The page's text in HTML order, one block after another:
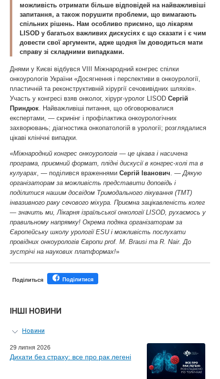
можливість отримати більше відповідей на найважливіші
запитання, а також порушити проблеми, що вимагають
спільних рішень. Нам особливо приємно, що лікарям
LISOD у багатьох важливих дискусіях є що сказати і є чим
довести свої аргументи, адже щодня їм доводиться мати
справу зі складними випадками.
Днями у Києві відбувся VIII Міжнародний конгрес спілки
онкоурологів України «Досягнення і перспективи в онкоурології,
пластичній та реконструктивній хірургії сечовивідних шляхів».
Участь у конгресі взяв онколог, хірург-уролог LISOD Сергій
Приндюк. Найважливіші питання, що обговорювалися
експертами, — скринінг і профілактика онкоурологічних
захворювань; діагностика онкопатологій в урології; розглядалися
цікаві клінічні випадки.
«Міжнародний конгрес онкоурологів — це цікава і насичена
програма, приємний формат, плідні дискусії в конгрес-холі та в
кулуарах, — поділився враженнями Сергій Іванович. —Дякую
організаторам за можливість представити доповідь і
поділитися нашим досвідом Тримодального лікування (TMT)
інвазивного раку сечового міхура. Приємна зацікавленість колег
— значить ми, Лікарня ізраїльської онкології LISOD, рухаємось у
правильному напрямку! Окрема подяка організаторам за
Європейську школу урології ESU і можливість послухати
провідних онкоурологів Європи prof. M. Brausi та R. Nair. До
зустрічі на наукових платформах!»
Поділиться Поділитися
ІНШІ НОВИНИ
Новини
Персональний гід
Майстер-класи для лікарів
29 липня 2026
Дихати без страху: все про рак легені